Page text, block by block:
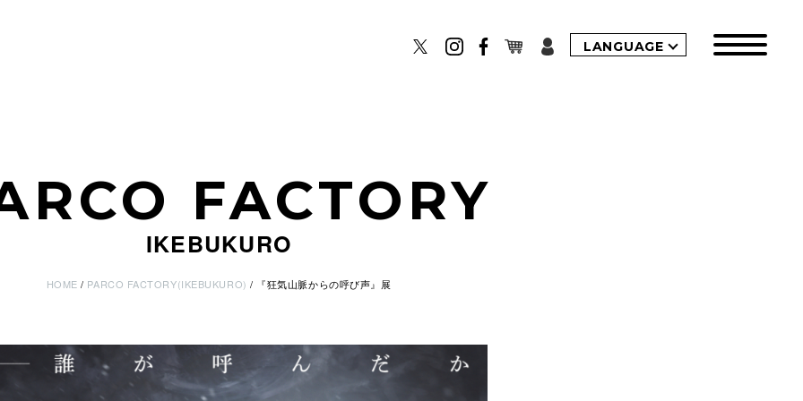
LANGUAGE
FACTORY
IKEBUKURO
HOME PARCO FACTORY(IKEBUKURO) 『狂気山脈からの呼び声』展